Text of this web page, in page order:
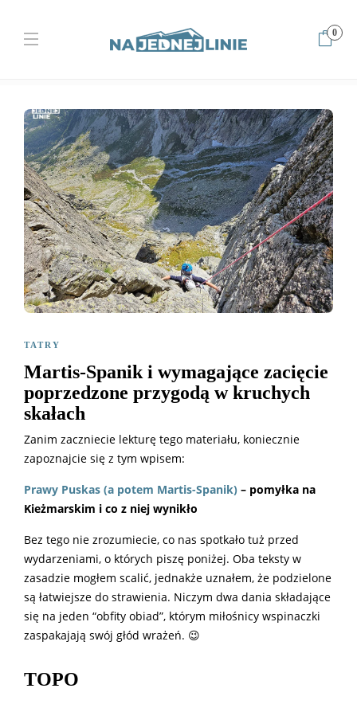
0
Home
Martis-Spanik i wymagające zacięcie poprzedzone
przygodą w kruchych skałach
TATRY
Martis-Spanik i wymagające zacięcie
poprzedzone przygodą w kruchych
skałach
Zanim zaczniecie lekturę tego materiału, koniecznie
zapoznajcie się z tym wpisem:
Prawy Puskas (a potem Martis-Spanik) – pomyłka na
Kieżmarskim i co z niej wynikło
Bez tego nie zrozumiecie, co nas spotkało tuż przed
wydarzeniami, o których piszę poniżej. Oba teksty w
zasadzie mogłem scalić, jednakże uznałem, że podzielone
są łatwiejsze do strawienia. Niczym dwa dania składające
się na jeden “obfity obiad”, którym miłośnicy wspinaczki
zaspakajają swój głód wrażeń. 😉
TOPO